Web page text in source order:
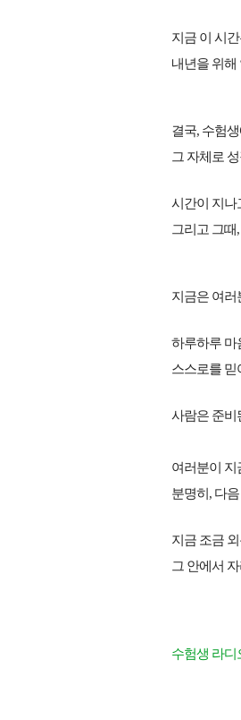
지금 이 시
내년을 위해
결국, 수험
그 자체로
시간이 지나
그리고 그때
지금은 여
하루하루 마
스스로를 믿
사람은 준비
여러분이 지
분명히, 다
지금 조금
그 안에서
수험생 라디